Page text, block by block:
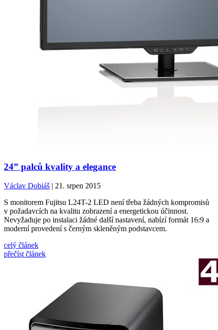
24” palců kvality a elegance
Václav Dobiáš | 21. srpen 2015
S monitorem Fujitsu L24T-2 LED není třeba žádných kompromisů
v požadavcích na kvalitu zobrazení a energetickou účinnost.
Nevyžaduje po instalaci žádné další nastavení, nabízí formát 16:9 a
moderní provedení s černým skleněným podstavcem.
celý článek
přečíst článek